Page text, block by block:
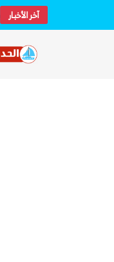
آخر الأخبار